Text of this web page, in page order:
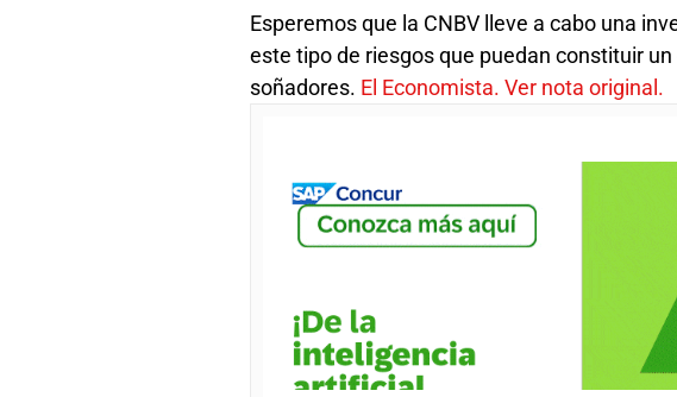
Esperemos que la CNBV lleve a cabo una
este tipo de riesgos que puedan constituir
soñadores. El Economista. Ver nota original.